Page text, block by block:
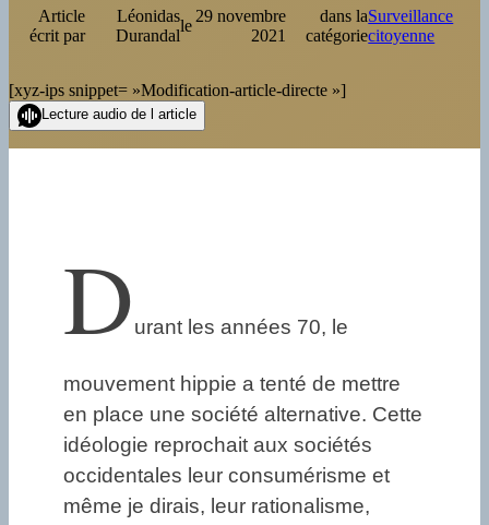
Article
écrit par
Léonidas
Durandal
le
29 novembre
2021
dans la
catégorie
Surveillance
citoyenne
[xyz-ips snippet= »Modification-article-directe »]
Lecture audio de l article
Durant les années 70, le
mouvement hippie a tenté de mettre
en place une société alternative. Cette
idéologie reprochait aux sociétés
occidentales leur consumérisme et
même je dirais, leur rationalisme,